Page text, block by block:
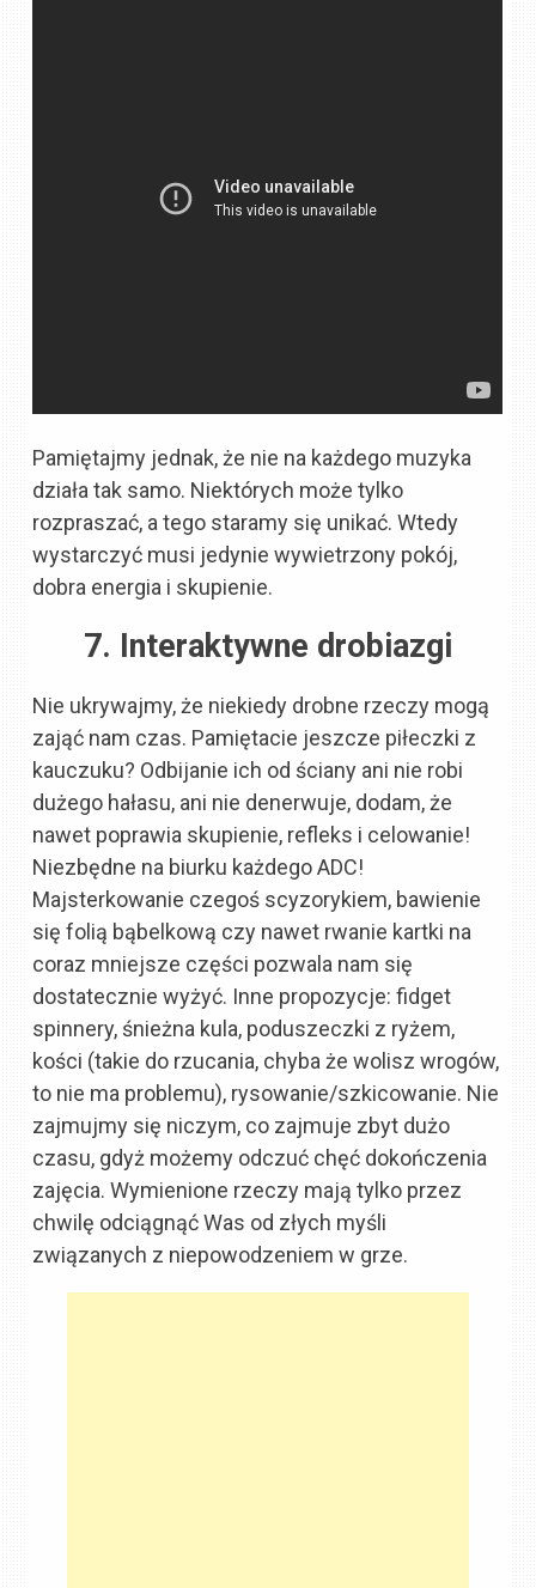
Pamiętajmy jednak, że nie na każdego muzyka
działa tak samo. Niektórych może tylko
rozpraszać, a tego staramy się unikać. Wtedy
wystarczyć musi jedynie wywietrzony pokój,
dobra energia i skupienie.
7. Interaktywne drobiazgi
Nie ukrywajmy, że niekiedy drobne rzeczy mogą
zająć nam czas. Pamiętacie jeszcze piłeczki z
kauczuku? Odbijanie ich od ściany ani nie robi
dużego hałasu, ani nie denerwuje, dodam, że
nawet poprawia skupienie, refleks i celowanie!
Niezbędne na biurku każdego ADC!
Majsterkowanie czegoś scyzorykiem, bawienie
się folią bąbelkową czy nawet rwanie kartki na
coraz mniejsze części pozwala nam się
dostatecznie wyżyć. Inne propozycje: fidget
spinnery, śnieżna kula, poduszeczki z ryżem,
kości (takie do rzucania, chyba że wolisz wrogów,
to nie ma problemu), rysowanie/szkicowanie. Nie
zajmujmy się niczym, co zajmuje zbyt dużo
czasu, gdyż możemy odczuć chęć dokończenia
zajęcia. Wymienione rzeczy mają tylko przez
chwilę odciągnąć Was od złych myśli
związanych z niepowodzeniem w grze.